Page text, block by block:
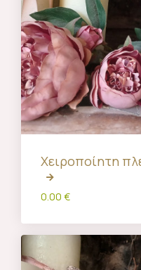
Χειροποίητη
0.00 €